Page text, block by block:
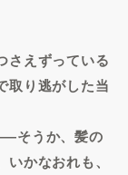
さえずっている
取り逃がした当
そうか、髪の
かなおれも、